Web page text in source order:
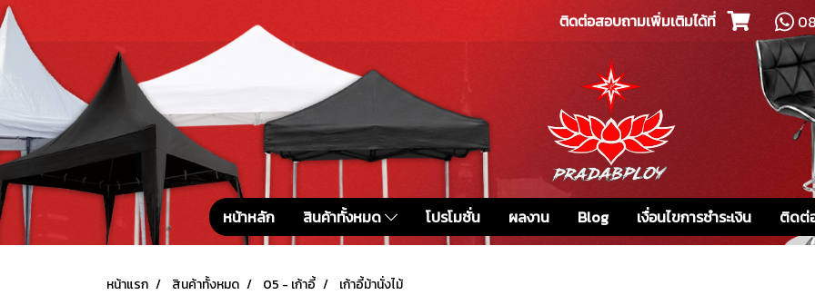
ติดต่อสอบถามเพิ่มเติมได้ที่
หน้าหลัก สินค้าทั้งหมด โปรโมชั่น ผลงาน Blog เงื่อนไขการชำระเงิน ติดต่
หน้าแรก สินค้าทั้งหมด 05 - เก้าอี้ เก้าอี้ม้านั่งไม้